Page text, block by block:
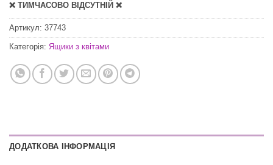
❌ ТИМЧАСОВО ВІДСУТНІЙ ❌
Артикул: 37743
Категорія: Ящики з квітами
ДОДАТКОВА ІНФОРМАЦІЯ